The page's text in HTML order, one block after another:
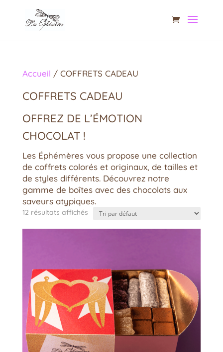
Accueil / COFFRETS CADEAU
COFFRETS CADEAU
OFFREZ DE L’ÉMOTION
CHOCOLAT !
Les Éphémères vous propose une collection
de coffrets colorés et originaux, de tailles et
de styles différents. Découvrez notre
gamme de boîtes avec des chocolats aux
saveurs atypiques.
12 résultats affichés